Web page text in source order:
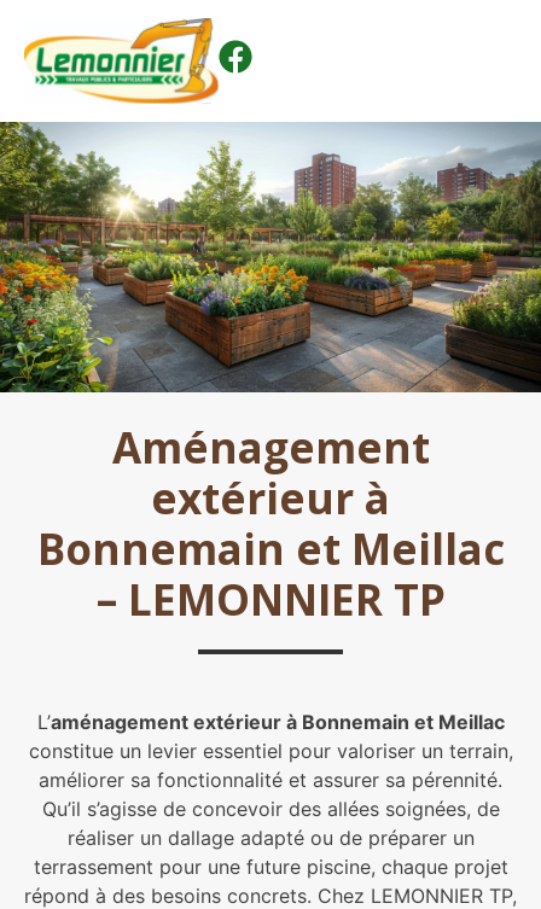
Aménagement
extérieur à
Bonnemain et Meillac
– LEMONNIER TP
L’aménagement extérieur à Bonnemain et Meillac
constitue un levier essentiel pour valoriser un terrain,
améliorer sa fonctionnalité et assurer sa pérennité.
Qu’il s’agisse de concevoir des allées soignées, de
réaliser un dallage adapté ou de préparer un
terrassement pour une future piscine, chaque projet
répond à des besoins concrets. Chez LEMONNIER TP,